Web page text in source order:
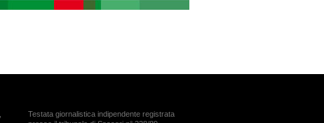
Testata giornalistica indipendente registrata